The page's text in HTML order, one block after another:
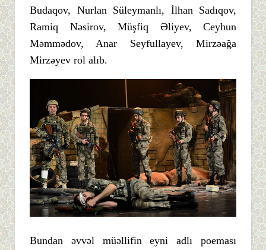
Budaqov, Nurlan Süleymanlı, İlhan Sadıqov,
Ramiq Nəsirov, Müşfiq Əliyev, Ceyhun
Məmmədov, Anar Seyfullayev, Mirzəağa
Mirzəyev rol alıb.
Bundan əvvəl müəllifin eyni adlı poeması